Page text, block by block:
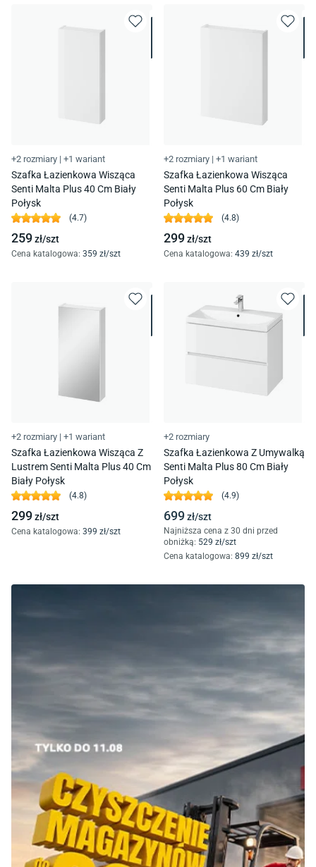
+2 rozmiary | +1 wariant
Szafka Łazienkowa Wisząca
Senti Malta Plus 40 Cm Biały
Połysk
(4.7)
259zł/szt
Cena katalogowa: 359 zł/szt
+2 rozmiary | +1 wariant
Szafka Łazienkowa Wisząca
Senti Malta Plus 60 Cm Biały
Połysk
(4.8)
299zł/szt
Cena katalogowa: 439 zł/szt
+2 rozmiary | +1 wariant
Szafka Łazienkowa Wisząca Z
Lustrem Senti Malta Plus 40 Cm
Biały Połysk
(4.8)
299zł/szt
Cena katalogowa: 399 zł/szt
+2 rozmiary
Szafka Łazienkowa Z Umywalką
Senti Malta Plus 80 Cm Biały
Połysk
(4.9)
699zł/szt
Najniższa cena z 30 dni przed
obniżką: 529 zł/szt
Cena katalogowa: 899 zł/szt